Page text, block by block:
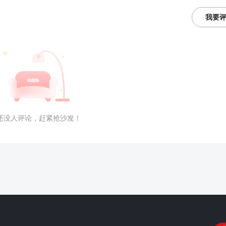
我要
没人评论，赶紧抢沙发！